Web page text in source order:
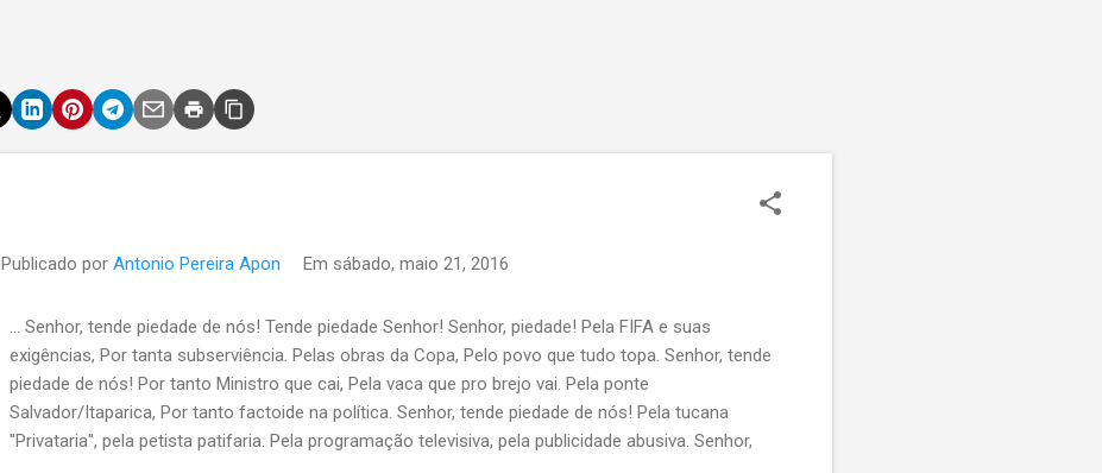
Publicado por Antonio Pereira Apon Em sábado, maio 21, 2016
... Senhor, tende piedade de nós! Tende piedade Senhor! Senhor, piedade! Pela FIFA e suas
exigências, Por tanta subserviência. Pelas obras da Copa, Pelo povo que tudo topa. Senhor, tende
piedade de nós! Por tanto Ministro que cai, Pela vaca que pro brejo vai. Pela ponte
Salvador/Itaparica, Por tanto factoide na política. Senhor, tende piedade de nós! Pela tucana
"Privataria", pela petista patifaria. Pela programação televisiva, pela publicidade abusiva. Senhor,